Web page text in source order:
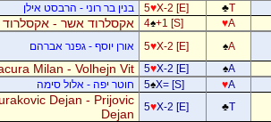
♣T
5♥X-2 [E] בנין בר רוני - הרבסט אילן
♥A
4♠+1 [S] אקסלרוד אשר - אקסלרוד
♠A
5♥X-2 [E] אורן יוסף - גפנר אברהם
♠A
5♥X-2 [E]
Milan - Volhejn Vit
♥A
5♠X= [S] חוטר יפה - אלול סימה
♣T
5♥X-2 [E]
Dejan - Prijovic
Dejan